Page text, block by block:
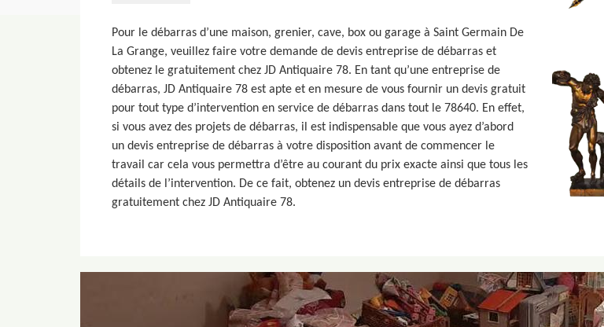
Pour le débarras d’une maison, grenier, cave, box ou garage à Saint Germain De
La Grange, veuillez faire votre demande de devis entreprise de débarras et
obtenez le gratuitement chez JD Antiquaire 78. En tant qu’une entreprise de
débarras, JD Antiquaire 78 est apte et en mesure de vous fournir un devis gratuit
pour tout type d’intervention en service de débarras dans tout le 78640. En effet,
si vous avez des projets de débarras, il est indispensable que vous ayez d’abord
un devis entreprise de débarras à votre disposition avant de commencer le
travail car cela vous permettra d’être au courant du prix exacte ainsi que tous les
détails de l’intervention. De ce fait, obtenez un devis entreprise de débarras
gratuitement chez JD Antiquaire 78.